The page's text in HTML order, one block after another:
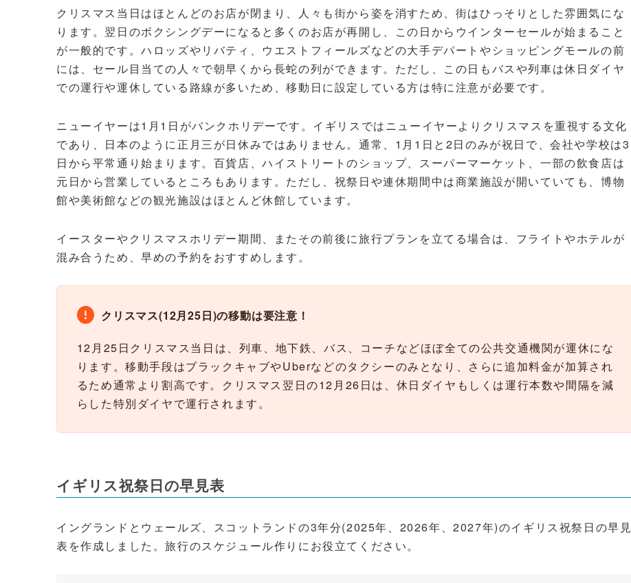
クリスマス当日はほとんどのお店が閉まり、人々も街から姿を消すため、街はひっそりとした雰囲気にな
ります。翌日のボクシングデーになると多くのお店が再開し、この日からウインターセールが始まること
が一般的です。ハロッズやリバティ、ウエストフィールズなどの大手デパートやショッピングモールの前
には、セール目当ての人々で朝早くから長蛇の列ができます。ただし、この日もバスや列車は休日ダイヤ
での運行や運休している路線が多いため、移動日に設定している方は特に注意が必要です。
ニューイヤーは1月1日がバンクホリデーです。イギリスではニューイヤーよりクリスマスを重視する文化
であり、日本のように正月三が日休みではありません。通常、1月1日と2日のみが祝日で、会社や学校は3
日から平常通り始まります。百貨店、ハイストリートのショップ、スーパーマーケット、一部の飲食店は
元日から営業しているところもあります。ただし、祝祭日や連休期間中は商業施設が開いていても、博物
館や美術館などの観光施設はほとんど休館しています。
イースターやクリスマスホリデー期間、またその前後に旅行プランを立てる場合は、フライトやホテルが
混み合うため、早めの予約をおすすめします。
クリスマス(12月25日)の移動は要注意！
12月25日クリスマス当日は、列車、地下鉄、バス、コーチなどほぼ全ての公共交通機関が運休にな
ります。移動手段はブラックキャブやUberなどのタクシーのみとなり、さらに追加料金が加算され
るため通常より割高です。クリスマス翌日の12月26日は、休日ダイヤもしくは運行本数や間隔を減
らした特別ダイヤで運行されます。
イギリス祝祭日の早見表
イングランドとウェールズ、スコットランドの3年分(2025年、2026年、2027年)のイギリス祝祭日の早見
表を作成しました。旅行のスケジュール作りにお役立てください。